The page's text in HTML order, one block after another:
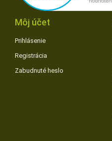
Môj účet
Prihlásenie
Registrácia
Zabudnuté heslo